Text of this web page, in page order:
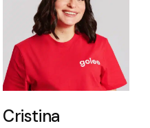
Cristina